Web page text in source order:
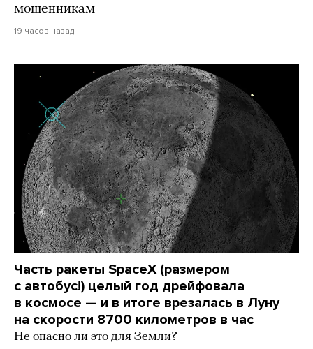
мошенникам
19 часов назад
Часть ракеты SpaceX (размером
с автобус!) целый год дрейфовала
в космосе — и в итоге врезалась в Луну
на скорости 8700 километров в час
Не опасно ли это для Земли?